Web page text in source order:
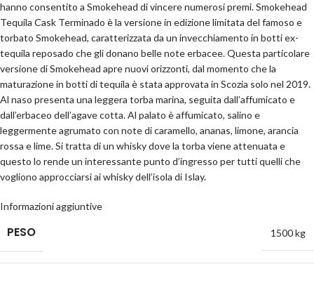
hanno consentito a Smokehead di vincere numerosi premi. Smokehead
Tequila Cask Terminado è la versione in edizione limitata del famoso e
torbato Smokehead, caratterizzata da un invecchiamento in botti ex-
tequila reposado che gli donano belle note erbacee. Questa particolare
versione di Smokehead apre nuovi orizzonti, dal momento che la
maturazione in botti di tequila è stata approvata in Scozia solo nel 2019.
Al naso presenta una leggera torba marina, seguita dall’affumicato e
dall’erbaceo dell’agave cotta. Al palato è affumicato, salino e
leggermente agrumato con note di caramello, ananas, limone, arancia
rossa e lime. Si tratta di un whisky dove la torba viene attenuata e
questo lo rende un interessante punto d’ingresso per tutti quelli che
vogliono approcciarsi ai whisky dell’isola di Islay.
Informazioni aggiuntive
PESO 1500 kg